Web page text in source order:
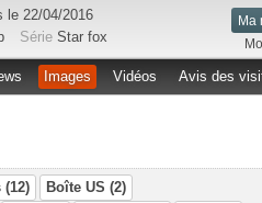
Ma
le 22/04/2016
Série Star fox
Images Vidéos Avis des
(12)
Boîte US (2)